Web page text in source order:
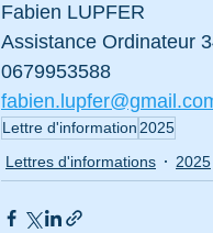
Fabien LUPFER
Assistance Ordinateur
0679953588
Lettre d'information 2025
Lettres d'informations
2025